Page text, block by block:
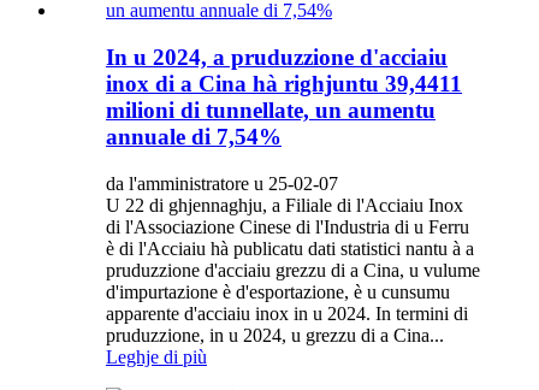
In u 2024, a pruduzzione d'acciaiu
inox di a Cina hà righjuntu 39,4411
milioni di tunnellate, un aumentu
annuale di 7,54%
da l'amministratore u 25-02-07
U 22 di ghjennaghju, a Filiale di l'Acciaiu Inox
di l'Associazione Cinese di l'Industria di u Ferru
è di l'Acciaiu hà publicatu dati statistici nantu à a
pruduzzione d'acciaiu grezzu di a Cina, u vulume
d'impurtazione è d'esportazione, è u cunsumu
apparente d'acciaiu inox in u 2024. In termini di
pruduzzione, in u 2024, u grezzu di a Cina...
Leghje di più